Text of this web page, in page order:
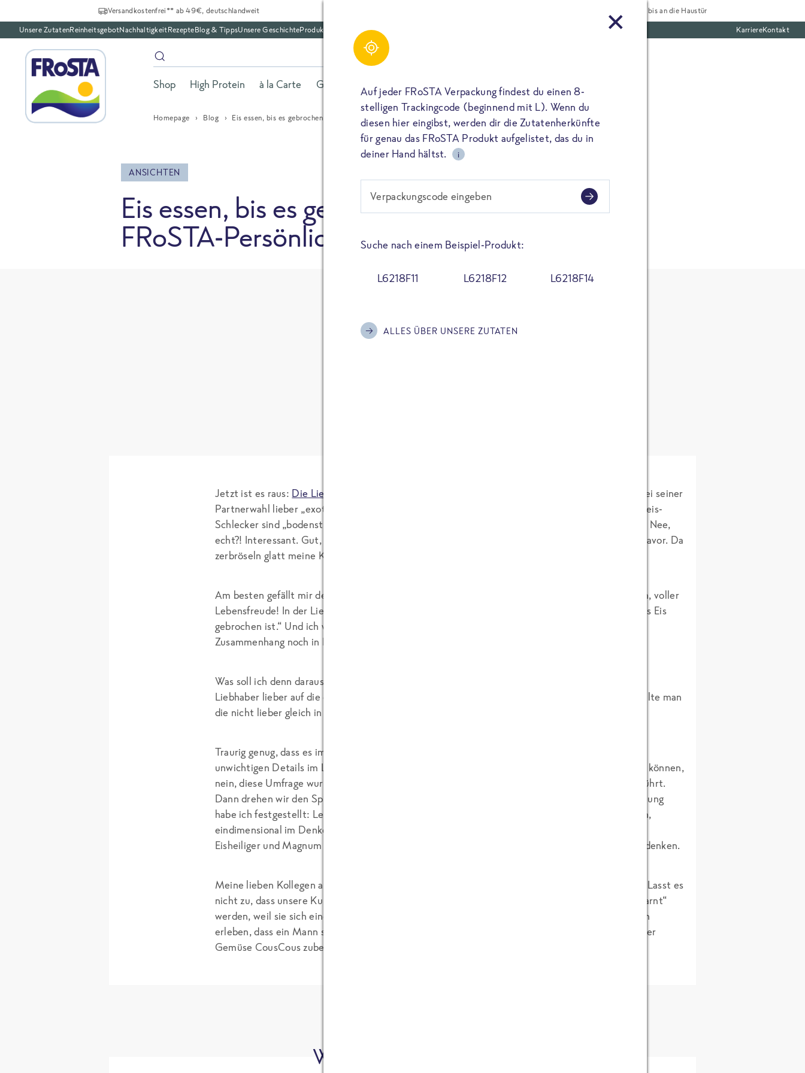
Versandkostenfrei** ab 49€, deutschlandweit
Tiefgekühlt bis an die Haustür
Unsere ZutatenReinheitsgebotNachhaltigkeitRezepteBlog & TippsUnsere GeschichteProduktfriedhof KarriereKontakt
Shop High Protein à la Carte Gerichte Fisch Gemüse Kräuter Beliebte Boxen
Homepage Blog Eis essen, bis es gebrochen ist – Der große FRoSTA-Persönlichkeitstest
ANSICHTEN
Eis essen, bis es gebrochen ist – Der große
FRoSTA-Persönlichkeitstest
10.06.2010
Jetzt ist es raus: Die Lieblingseissorte verrät den Sex-Typ!
So mag es z. B. der Zitroneneis-Fan bei seiner
Partnerwahl lieber „exotisch, will sich manchmal allerdings nicht so recht festlegen.“ Und Vanilleeis-
Schlecker sind „bodenständig und kein Freund von großen Experimenten. Auch in Liebesdingen.“ Nee,
echt?! Interessant. Gut, das macht auf jeden Fall einen Sinn. Und zwar den mit dem „Schwach“ davor. Da
zerbröseln glatt meine Kontaktlinsen, wenn ich so was lese.
Am besten gefällt mir der Spruch zu den Bananen-Eis-Fetischisten. Diese „sind sanft, verbindlich, voller
Lebensfreude! In der Liebe allerdings recht wählerisch oder unentschlossen und es dauert, bis
das Eis
gebrochen ist.“ Und ich weigere mich schon gar nicht mehr, die Doppeldeutigkeit in diesem
Zusammenhang noch in Richtung „wieder ausgekotzt“ zu erweitern.
Was soll ich denn daraus schließen für Menschen, die gar kein Eis mögen? Und wenn man als Eis-
Liebhaber lieber auf die die exotischen Eismischungen wie „Mango-Nutella-Grünkohl“ steht? Sollte man
die nicht lieber gleich in Vorbeugehaft nehmen, bevor Schlimmeres passiert?
Traurig genug, dass es immer wieder Leute gibt, die meinen, anhand von solchen oder ähnlich
unwichtigen Details im Leben auf den vielfältigen Charakter eines jeden Menschen schließen zu können,
nein, diese Umfrage wurde auch noch von den Marken-Eisherstellern höchstpersönlich durchgeführt.
Dann drehen wir den Spieß doch einfach mal um. Aufgrund einer fast repräsentativen Untersuchung
habe ich festgestellt: Leute, die Umfragen über Eis-Typen veröffentlichen, sind sehr oberflächlich,
eindimensional im Denken und Vorurteilen stets aufgeschlossen. Für sie war Sigmund Freud ein
Eisheiliger und Magnum die Flaschengröße, die man auf Ex trinken muss, um sich so etwas auszudenken.
Meine lieben Kollegen aus dem Marketing, ich appelliere dringend an Euch:
Lasst es
nicht zu, dass unsere Kunden im Laden an der Kasse plötzlich als egozentrischer Casanova „enttarnt“
werden, weil sie sich einen Beutel FRoSTA Paella gekauft haben. Und schon gar nicht möchte ich
erleben, dass ein Mann seine Ehefrau der Untreue bezichtigt, nur weil sie sich zufällig gerade unser
Gemüse CousCous zubereitet. 😉
Wer hat's geschrieben?
TEILEN
PIN IT
Schreibe einen Kommentar
Bitte füllen alle mit (*) markierten Felder aus. Deine E-Mail Adresse
wird nicht veröffentlicht. Wenn du deinen Namen angibst, erscheint
dieser öffentlich neben deiner Bewertung.
Kommtar*
Name
E-Mail
Ich habe die Datenschutzerklärungzur Kenntnis genommen. Ich
Auf jeder FRoSTA Verpackung findest du einen 8-
stelligen Trackingcode (beginnend mit L). Wenn du
diesen hier eingibst, werden dir die Zutatenherkünfte
für genau das FRoSTA Produkt aufgelistet, das du in
deiner Hand hältst.
i
Verpackungscode eingeben
Suche nach einem Beispiel-Produkt:
L6218F11 L6218F12 L6218F14
ALLES ÜBER UNSERE ZUTATEN